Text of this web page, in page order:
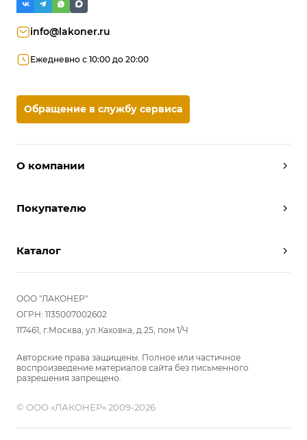
О компании
Условия работы
Отзывы
Вопрос-ответ
Покупателю
Вызвать дизайнера
Реализованные проекты
Комплектуем шкаф-купе
Каталог
Шкафы
Прихожие
Гостиные
Гардеробные
Детские
Кухни
Мебель в ванную
Распродажа
ООО "ЛАКОНЕР"
ОГРН: 1135007002602
117461, г.Москва, ул.Каховка, д.25, пом 1/Ч
Авторские права защищены. Полное или частичное
воспроизведение материалов сайта без письменного
разрешения запрещено.
© ООО «ЛАКОНЕР» 2009-2026
info@lakoner.ru
Ежедневно с 10:00 до 20:00
Обращение в службу сервиса